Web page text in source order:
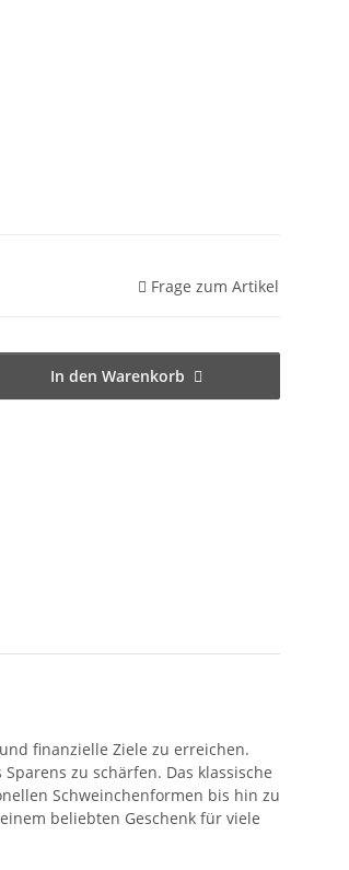
Frage zum Artikel
In den Warenkorb
finanzielle Ziele zu erreichen.
zu schärfen. Das klassische
Schweinchenformen bis hin zu
beliebten Geschenk für viele